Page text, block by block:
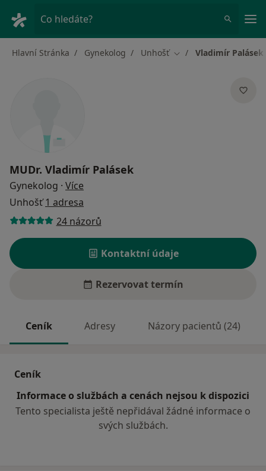
Co hledáte?
Hlavní Stránka Gynekolog Unhošť Změna města
Vladimír Palásek
MUDr. Vladimír Palásek
Gynekolog · Více
Unhošť1 adresa
24 názorů
Kontaktní údaje
Rezervovat termín
Ceník Adresy Názory pacientů (24)
Ceník
Informace o službách a cenách nejsou k dispozici
Tento specialista ještě nepřidával žádné informace o
svých službách.